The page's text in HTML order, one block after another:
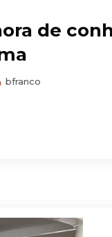
de
bfranco